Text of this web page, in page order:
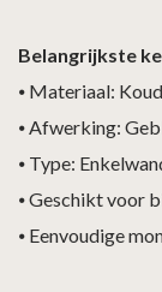
Belangrijkste
⦁ Materiaal:
⦁Afwerking:
⦁ Type:
⦁Geschikt voor
⦁ Eenvoudige